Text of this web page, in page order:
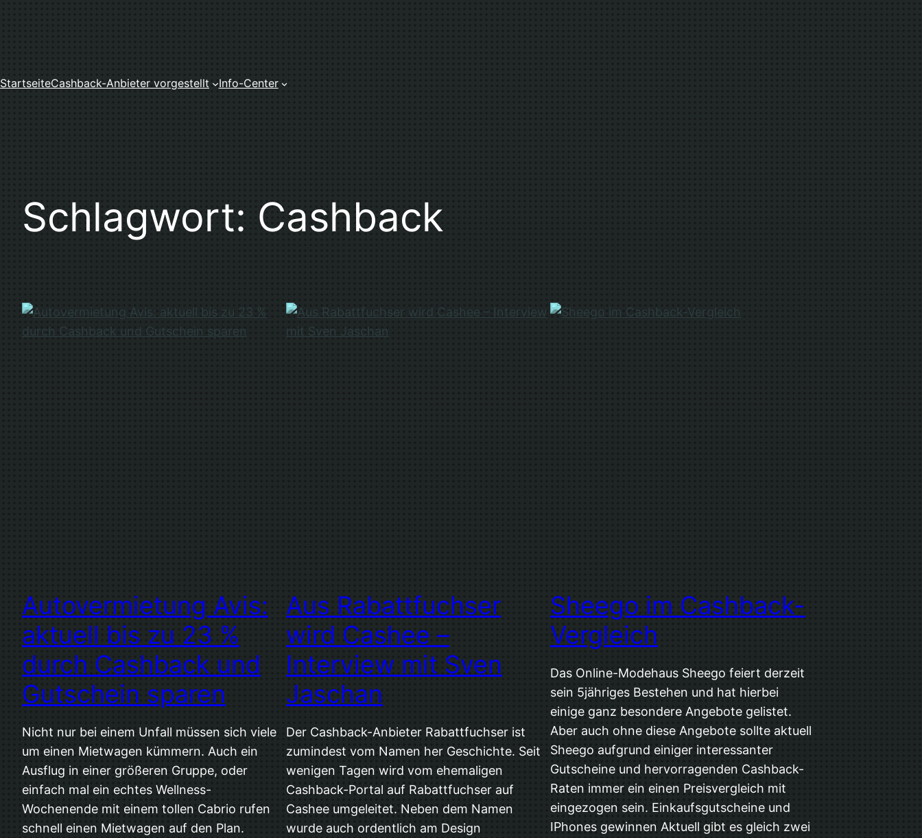
StartseiteCashback-Anbieter vorgestellt Info-Center
Schlagwort: Cashback
Autovermietung Avis:
aktuell bis zu 23 %
durch Cashback und
Gutschein sparen
Nicht nur bei einem Unfall müssen sich viele
um einen Mietwagen kümmern. Auch ein
Ausflug in einer größeren Gruppe, oder
einfach mal ein echtes Wellness-
Wochenende mit einem tollen Cabrio rufen
schnell einen Mietwagen auf den Plan.
Aus Rabattfuchser
wird Cashee –
Interview mit Sven
Jaschan
Der Cashback-Anbieter Rabattfuchser ist
zumindest vom Namen her Geschichte. Seit
wenigen Tagen wird vom ehemaligen
Cashback-Portal auf Rabattfuchser auf
Cashee umgeleitet. Neben dem Namen
wurde auch ordentlich am Design
Sheego im Cashback-
Vergleich
Das Online-Modehaus Sheego feiert derzeit
sein 5jähriges Bestehen und hat hierbei
einige ganz besondere Angebote gelistet.
Aber auch ohne diese Angebote sollte aktuell
Sheego aufgrund einiger interessanter
Gutscheine und hervorragenden Cashback-
Raten immer ein einen Preisvergleich mit
eingezogen sein. Einkaufsgutscheine und
IPhones gewinnen Aktuell gibt es gleich zwei